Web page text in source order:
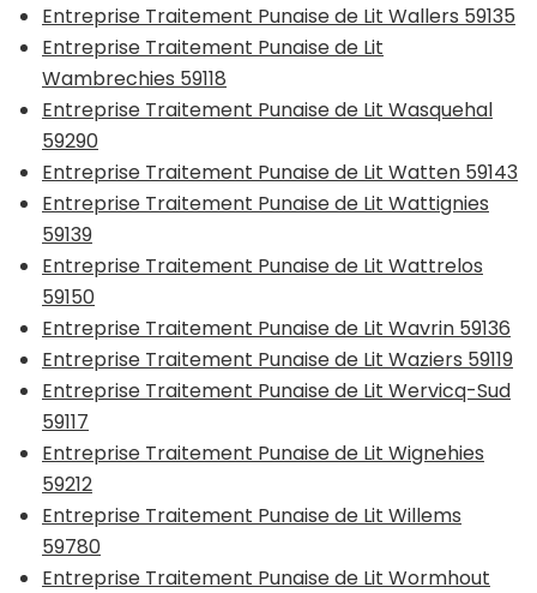
Entreprise Traitement Punaise de Lit Wallers 59135
Entreprise Traitement Punaise de Lit
Wambrechies 59118
Entreprise Traitement Punaise de Lit Wasquehal
59290
Entreprise Traitement Punaise de Lit Watten 59143
Entreprise Traitement Punaise de Lit Wattignies
59139
Entreprise Traitement Punaise de Lit Wattrelos
59150
Entreprise Traitement Punaise de Lit Wavrin 59136
Entreprise Traitement Punaise de Lit Waziers 59119
Entreprise Traitement Punaise de Lit Wervicq-Sud
59117
Entreprise Traitement Punaise de Lit Wignehies
59212
Entreprise Traitement Punaise de Lit Willems
59780
Entreprise Traitement Punaise de Lit Wormhout